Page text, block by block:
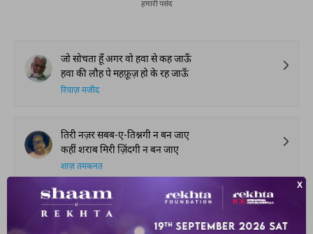
हमारी पसंद
जो सोचता हूँ अगर वो हवा से कह जाऊँ
हवा की लौह पे महफ़ूज़ हो के रह जाऊँ
रियाज़ मजीद
तिरी नज़र सबब-ए-तिश्नगी न बन जाए
कहीं शराब मिरी ज़िंदगी न बन जाए
शाज़ तमकनत
हम अपने घर से ब-रंग-ए-हवा निकलते हैं
किसी के हक़ में किसी के ख़िलाफ़ चलते हैं